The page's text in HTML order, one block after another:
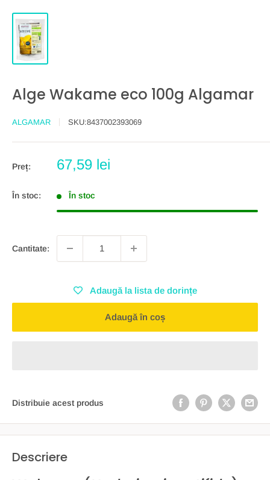
Alge Wakame eco 100g Algamar
ALGAMAR SKU:8437002393069
Preț:
Preț
67,59 lei
În stoc: În stoc
Cantitate:
Adaugă la lista de dorințe
Adaugă în coș
Distribuie acest produs
Descriere